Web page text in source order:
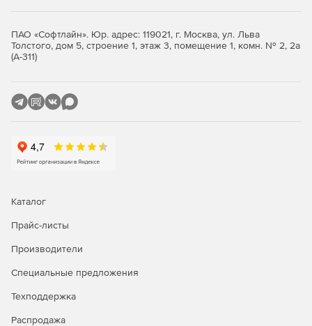
Гранулярное восстановление отдельных файлов и
Упрощенная миграция на новые серверы Windows.
ПАО «Софтлайн». Юр. адрес: 119021, г. Москва, ул. Льва
Толстого, дом 5, строение 1, этаж 3, помещение 1, комн. № 2, 2а
(А-311)
Каталог
Прайс-листы
Производители
Специальные предложения
Техподдержка
Распродажа